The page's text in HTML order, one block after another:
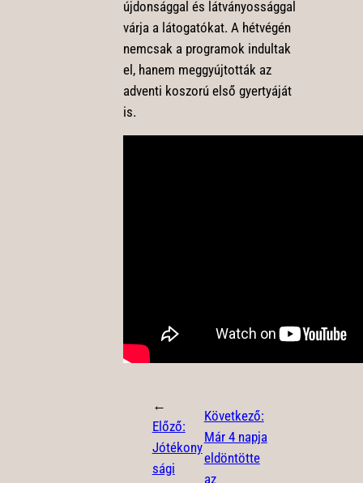
újdonsággal és látványossággal
várja a látogatókat. A hétvégén
nemcsak a programok indultak
el, hanem meggyújtották az
adventi koszorú első gyertyáját
is.
←
Előző:
Jótékony
sági
Következő:
Már 4 napja
eldöntötte
az